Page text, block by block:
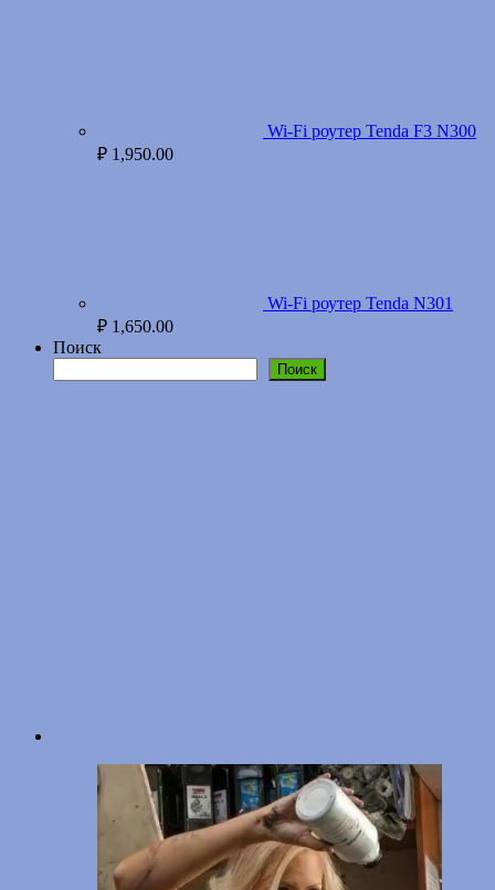
Wi-Fi роутер Tenda F3 N300
₽ 1,950.00
Wi-Fi роутер Tenda N301
₽ 1,650.00
Поиск
Поиск